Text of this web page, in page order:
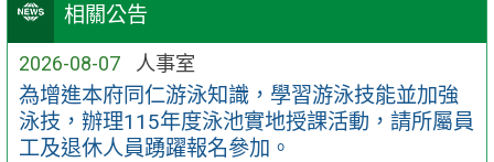
相關公告
2026-08-07 人事室
為增進本府同仁游泳知識，學習游泳技能並加強
泳技，辦理115年度泳池實地授課活動，請所屬員
工及退休人員踴躍報名參加。